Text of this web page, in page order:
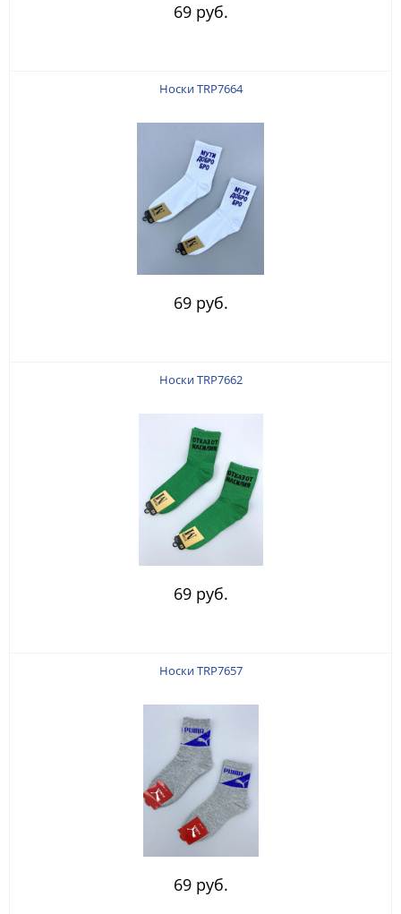
69 руб.
Носки TRP7664
69 руб.
Носки TRP7662
69 руб.
Носки TRP7657
69 руб.